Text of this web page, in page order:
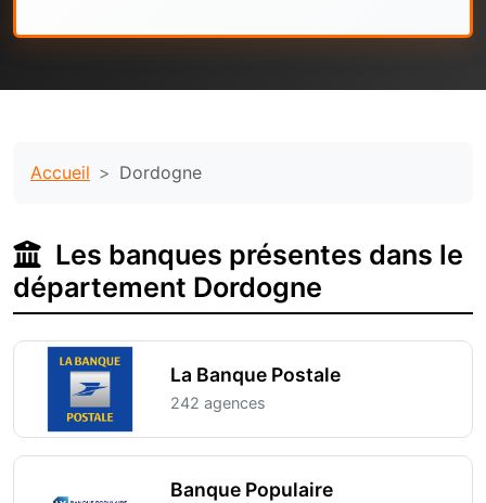
Accueil Dordogne
Les banques présentes dans le
département Dordogne
La Banque Postale
242 agences
Banque Populaire